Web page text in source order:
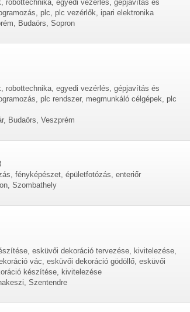
robottechnika, egyedi vezérlés, gépjavítás és
plc, plc vezérlők, ipari elektronika
Budaörs, Sopron
robottechnika, egyedi vezérlés, gépjavítás és
plc rendszer, megmunkáló célgépek, plc
Budaörs, Veszprém
fényképészet, épületfotózás, enteriőr
Szombathely
esküvői dekoráció tervezése, kivitelezése,
vác, esküvői dekoráció gödöllő, esküvői
készítése, kivitelezése
Szentendre